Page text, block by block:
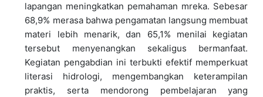
lapangan meningkatkan pemahaman mreka. Sebesar
68,9% merasa bahwa pengamatan langsung membuat
materi lebih menarik, dan 65,1% menilai kegiatan
tersebut menyenangkan sekaligus bermanfaat.
Kegiatan pengabdian ini terbukti efektif memperkuat
literasi hidrologi, mengembangkan keterampilan
praktis, serta mendorong pembelajaran yang